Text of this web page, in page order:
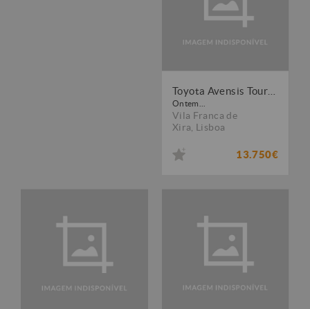
Ontem...
Vila Franca de
Xira Lisboa
13.750€